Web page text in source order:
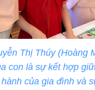
Thị Thúy (Hoàng
con là sự kết hợp
của gia đình và